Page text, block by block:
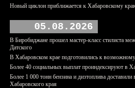
Новый циклон приближается к Хабаровскому
05.08.2026
В Биробиджане прошел мастер-класс стилиста
Датского
В Хабаровском крае подготовились к
Более 40 социальных выплат проиндексируют в
Более 1 000 тонн бензина и дизтоплива доставили
Хабаровского края